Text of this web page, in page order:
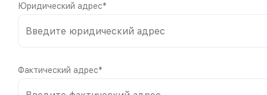
Юридический адрес*
Фактический адрес*